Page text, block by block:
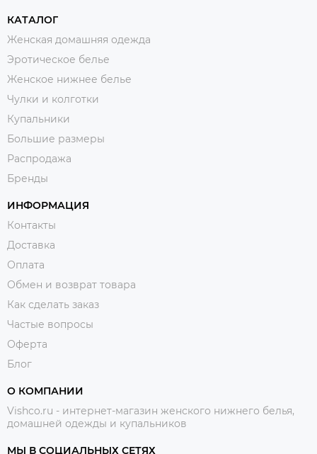
КАТАЛОГ
Женская домашняя одежда
Эротическое белье
Женское нижнее белье
Чулки и колготки
Купальники
Большие размеры
Распродажа
Бренды
ИНФОРМАЦИЯ
Контакты
Доставка
Оплата
Обмен и возврат товара
Как сделать заказ
Частые вопросы
Оферта
Блог
О КОМПАНИИ
Vishco.ru - интернет-магазин женского нижнего белья,
домашней одежды и купальников
МЫ В СОЦИАЛЬНЫХ СЕТЯХ